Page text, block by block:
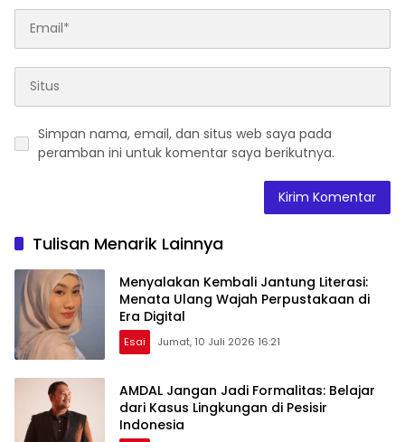
Simpan nama, email, dan situs web saya pada
peramban ini untuk komentar saya berikutnya.
Tulisan Menarik Lainnya
Menyalakan Kembali Jantung Literasi:
Menata Ulang Wajah Perpustakaan di
Era Digital
Esai Jumat, 10 Juli 2026 16:21
AMDAL Jangan Jadi Formalitas: Belajar
dari Kasus Lingkungan di Pesisir
Indonesia